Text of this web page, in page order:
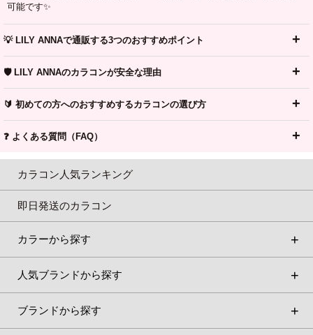
可能です✨
💡 LILY ANNAで通販する3つのおすすめポイント
🛡️ LILY ANNAのカラコンが安全な理由
🔰 初めての方へのおすすめするカラコンの選び方
❓ よくある質問（FAQ）
カラコン人気ランキング
即日発送のカラコン
カラーから探す
人気ブランドから探す
ブランドから探す